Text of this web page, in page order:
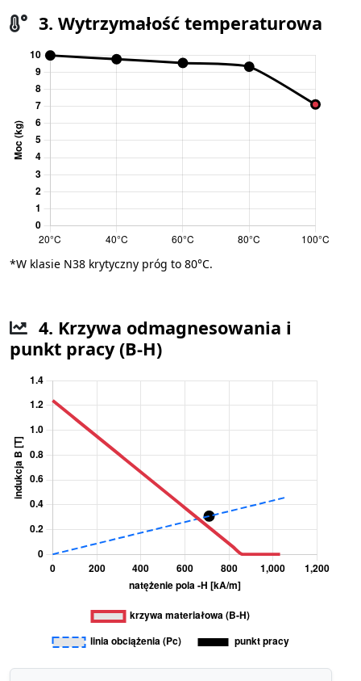
3. Wytrzymałość temperaturowa
*W klasie N38 krytyczny próg to 80°C.
4. Krzywa odmagnesowania i
punkt pracy (B-H)